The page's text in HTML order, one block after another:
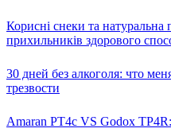
Корисні снеки та
прихильників здорового
30 дней без алкоголя: что
трезвости
Amaran PT4c VS Godox